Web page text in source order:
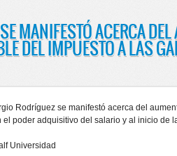
MANIFESTÓ ACERCA
DEL IMPUESTO A LAS
Rodríguez se manifestó acerca del
el poder adquisitivo del salario y al inicio de
Universidad